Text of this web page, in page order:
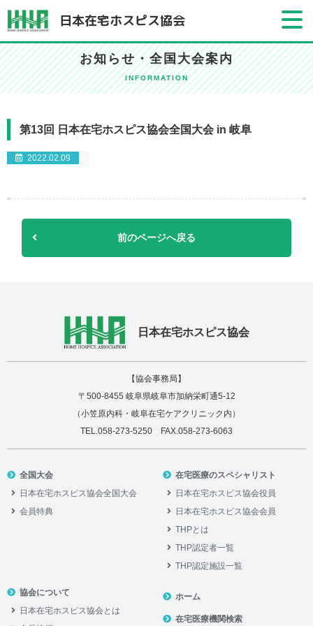
日本在宅ホスピス協会
お知らせ・全国大会案内
INFORMATION
第13回 日本在宅ホスピス協会全国大会 in 岐阜
2022.02.09
前のページへ戻る
日本在宅ホスピス協会
【協会事務局】
〒500-8455 岐阜県岐阜市加納栄町通5-12
（小笠原内科・岐阜在宅ケアクリニック内）
TEL.058-273-5250 FAX.058-273-6063
全国大会
日本在宅ホスピス協会全国大会
会員特典
在宅医療のスペシャリスト
日本在宅ホスピス協会役員
日本在宅ホスピス協会会員
THPとは
THP認定者一覧
THP認定施設一覧
協会について
日本在宅ホスピス協会とは
ホーム
在宅医療機関検索